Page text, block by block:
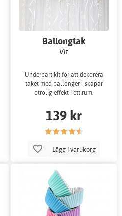
Ballongtak
Vit
Underbart kit för att dekorera
taket med ballonger - skapar
otrolig effekt i ett rum.
139 kr
Lägg i varukorg